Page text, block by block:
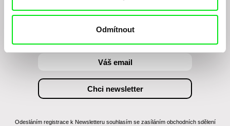
Odmítnout
Chcete být pravidelně informováni o našem
Odesláním registrace k Newsletteru souhlasím se zasíláním obchodních sdělení